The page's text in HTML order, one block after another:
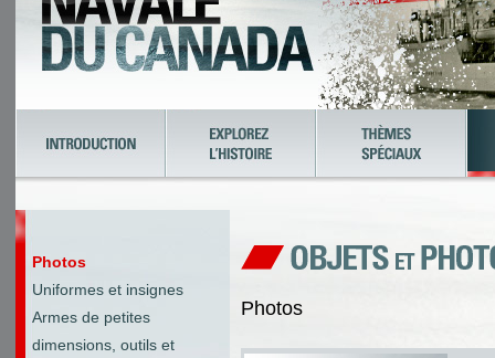
Photos
Uniformes et insignes
Armes de petites
dimensions, outils et
Photos